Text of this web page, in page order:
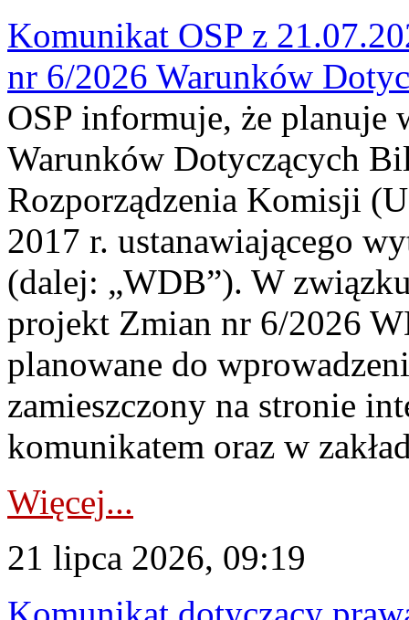
Komunikat OSP z
nr 6/2026 Warunków
OSP informuje, że planuje
Warunków Dotyczących
Rozporządzenia Komisji
2017 r. ustanawiającego
(dalej: „WDB”). W
projekt Zmian nr 6/2026
planowane do
zamieszczony na stronie
komunikatem oraz w
Więcej...
21 lipca 2026, 09:19